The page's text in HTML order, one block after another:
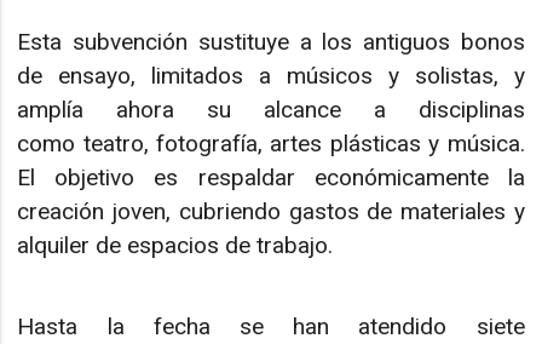
Esta subvención sustituye a los antiguos bonos
de ensayo, limitados a músicos y solistas, y
amplía ahora su alcance a disciplinas
como teatro, fotografía, artes plásticas y música.
El objetivo es respaldar económicamente la
creación joven, cubriendo gastos de materiales y
alquiler de espacios de trabajo.
Hasta la fecha se han atendido siete